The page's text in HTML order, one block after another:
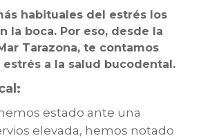
habituales del estrés los
la boca. Por eso, desde la
Tarazona, te contamos
a la salud bucodental.
estado ante una
elevada, hemos notado